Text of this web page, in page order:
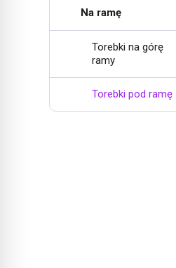
Na ramę
Torebki na górę
ramy
Torebki pod ramę